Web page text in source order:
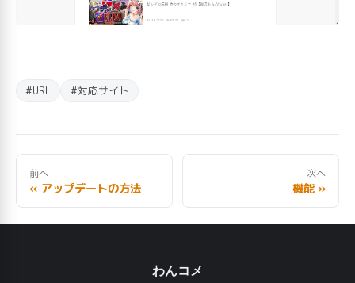
#URL #対応サイト
前へ
« アップデートの方法
次へ
機能 »
わんコメ